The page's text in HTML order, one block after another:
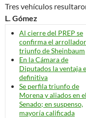
Tres vehículos
L. Gómez
Al cierre del PREP se
confirma el arrollador
triunfo de Sheinbaum
En la Cámara de
Diputados la ventaja
definitiva
Se perfila triunfo de
Morena y aliados en el
Senado; en suspenso,
mayoría calificada